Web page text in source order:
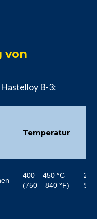
von
B-3:
Temperatur
400 – 450°C
(750 – 840°F)
2